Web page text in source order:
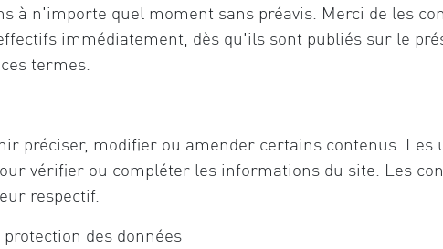
à n'importe quel moment sans préavis. Merci de les
immédiatement, dès qu'ils sont publiés sur le
termes.
préciser, modifier ou amender certains contenus.
vérifier ou compléter les informations du site. Les
respectif.
des données